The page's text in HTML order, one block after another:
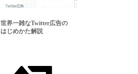
世界一雑なTwitter広告の
はじめかた解説